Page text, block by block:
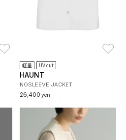
軽量 UV cut
HAUNT
NOSLEEVE JACKET
26,400 yen